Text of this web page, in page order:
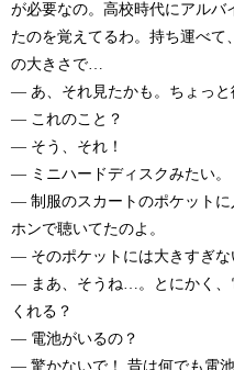
が必要なの。高校時代にアルバ
たのを覚えてるわ。持ち運べて
の大きさで…
— あ、それ見たかも。ちょっと
— これのこと？
— そう、それ！
— ミニハードディスクみたい。
— 制服のスカートのポケットに
ホンで聴いてたのよ。
— そのポケットには大きすぎな
— まあ、そうね…。とにかく、
くれる？
— 電池がいるの？
— 驚かないで！ 昔は何でも電池